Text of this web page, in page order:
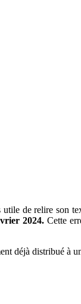
de relire son
2024. Cette
déjà distribué à